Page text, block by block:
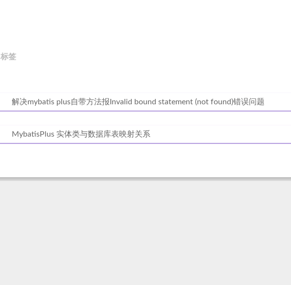
标签
解决mybatis plus自带方法报Invalid bound statement (not found)错误问题
MybatisPlus 实体类与数据库表映射关系